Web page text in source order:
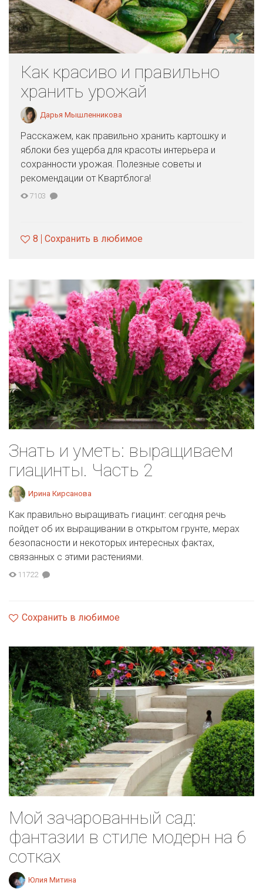
Как красиво и правильно
хранить урожай
Дарья Мышленникова
Расскажем, как правильно хранить картошку и
яблоки без ущерба для красоты интерьера и
сохранности урожая. Полезные советы и
рекомендации от Квартблога!
7103
8 Сохранить в любимое
Знать и уметь: выращиваем
гиацинты. Часть 2
Ирина Кирсанова
Как правильно выращивать гиацинт: сегодня речь
пойдет об их выращивании в открытом грунте, мерах
безопасности и некоторых интересных фактах,
связанных с этими растениями.
11722
Сохранить в любимое
Мой зачарованный сад:
фантазии в стиле модерн на 6
сотках
Юлия Митина